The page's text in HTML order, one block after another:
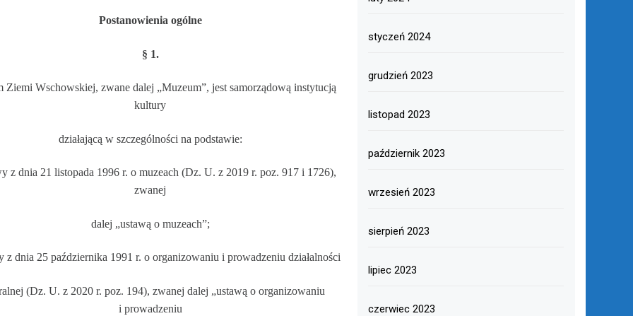
Postanowienia ogólne
§ 1.
Ziemi Wschowskiej, zwane dalej „Muzeum”, jest samorządową instytucją
kultury
działającą w szczególności na podstawie:
z dnia 21 listopada 1996 r. o muzeach (Dz. U. z 2019 r. poz. 917 i 1726),
zwanej
dalej „ustawą o muzeach”;
z dnia 25 października 1991 r. o organizowaniu i prowadzeniu działalności
(Dz. U. z 2020 r. poz. 194), zwanej dalej „ustawą o organizowaniu
i prowadzeniu
styczeń 2024
grudzień 2023
listopad 2023
październik 2023
wrzesień 2023
sierpień 2023
lipiec 2023
czerwiec 2023